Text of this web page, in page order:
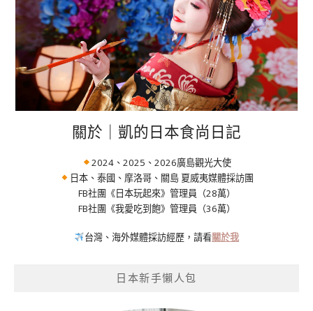
關於｜凱的日本食尚日記
2024、2025、2026廣島觀光大使
日本、泰國、摩洛哥、關島 夏威夷媒體採訪團
FB社團《日本玩起來》管理員（28萬）
FB社團《我愛吃到飽》管理員（36萬）
台灣、海外媒體採訪經歷，請看關於我
日本新手懶人包